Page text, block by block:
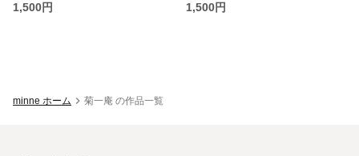
1,500円 1,500円
minne ホーム 菊一庵 の作品一覧